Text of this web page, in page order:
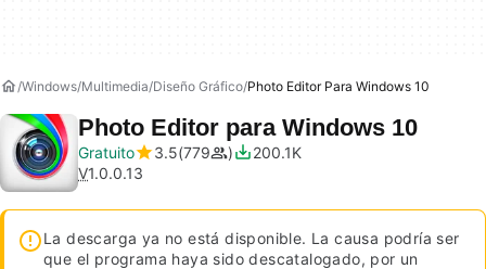
Windows Multimedia Diseño Gráfico Photo Editor Para Windows 10
Photo Editor para Windows 10
Gratuito 3.5 779
200.1K
V1.0.0.13
La descarga ya no está disponible. La causa podría ser
que el programa haya sido descatalogado, por un